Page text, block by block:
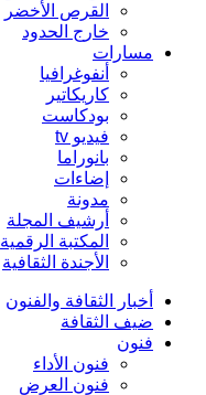
القرص الأخضر
خارج الحدود
مسارات
أنفوغرافيا
كاريكاتير
بودكاست
فيديو tv
بانوراما
إضاءات
مدونة
أرشيف المجلة
المكتبة الرقمية
الأجندة الثقافية
أخبار الثقافة والفنون
ضيف الثقافة
فنون
فنون الأداء
فنون العرض